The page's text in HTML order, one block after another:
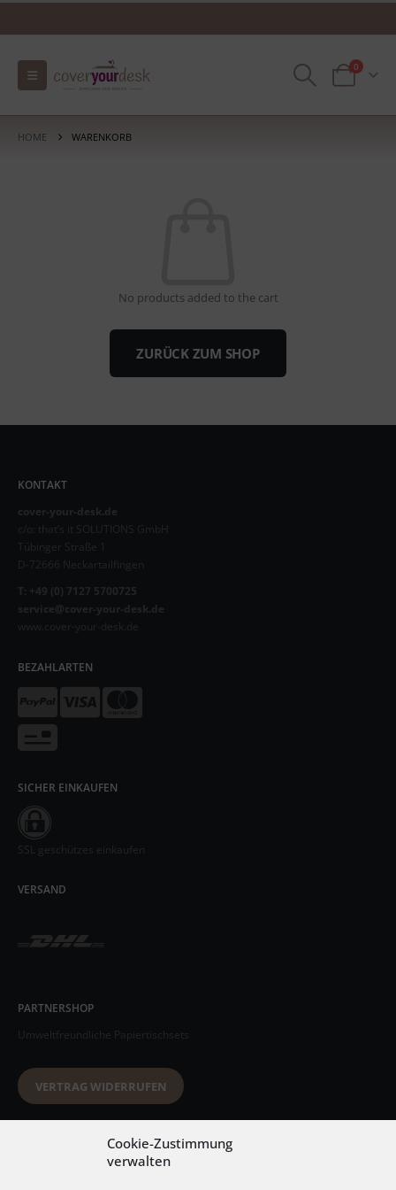
Cookie-Zustimmung
verwalten
0
HOME WARENKORB
No products added to the cart
ZURÜCK ZUM SHOP
KONTAKT
cover-your-desk.de
c/o: that’s it SOLUTIONS GmbH
Tübinger Straße 1
D-72666 Neckartailfingen
T: +49 (0) 7127 5700725
service@cover-your-desk.de
www.cover-your-desk.de
BEZAHLARTEN
SICHER EINKAUFEN
SSL geschützes einkaufen
VERSAND
PARTNERSHOP
Umweltfreundliche Papiertischsets
VERTRAG WIDERRUFEN
Datenschutzerklärung